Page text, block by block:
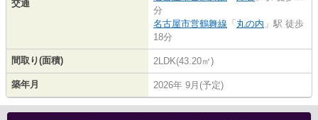
交通
分
名古屋市営鶴舞線 「 丸の内 」駅 徒歩
18分
間取り(面積) 2LDK(43.20㎡)
築年月 2026年 9月(予定)